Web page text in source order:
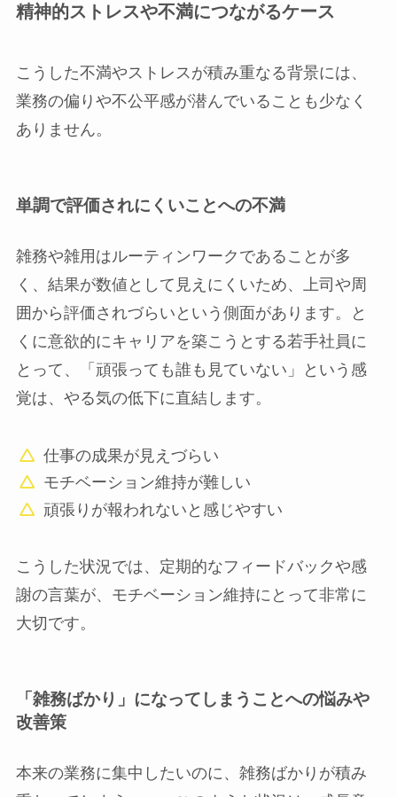
精神的ストレスや不満につながるケース
こうした不満やストレスが積み重なる背景には、
業務の偏りや不公平感が潜んでいることも少なく
ありません。
単調で評価されにくいことへの不満
雑務や雑用はルーティンワークであることが多
く、結果が数値として見えにくいため、上司や周
囲から評価されづらいという側面があります。と
くに意欲的にキャリアを築こうとする若手社員に
とって、「頑張っても誰も見ていない」という感
覚は、やる気の低下に直結します。
仕事の成果が見えづらい
モチベーション維持が難しい
頑張りが報われないと感じやすい
こうした状況では、定期的なフィードバックや感
謝の言葉が、モチベーション維持にとって非常に
大切です。
「雑務ばかり」になってしまうことへの悩みや
改善策
本来の業務に集中したいのに、雑務ばかりが積み